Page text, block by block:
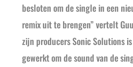
besloten om de single in een
remix uit te brengen” vertelt
zijn producers Sonic Solutions
gewerkt om de sound van de